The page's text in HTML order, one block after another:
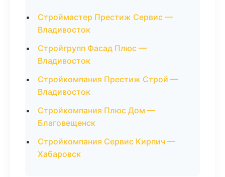
Строймастер Престиж Сервис —
Владивосток
Стройгрупп Фасад Плюс —
Владивосток
Стройкомпания Престиж Строй —
Владивосток
Стройкомпания Плюс Дом —
Благовещенск
Стройкомпания Сервис Кирпич —
Хабаровск